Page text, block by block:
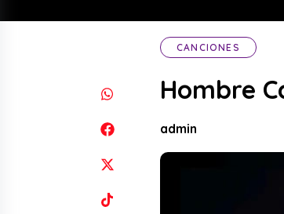
CANCIONES
Hombre
admin